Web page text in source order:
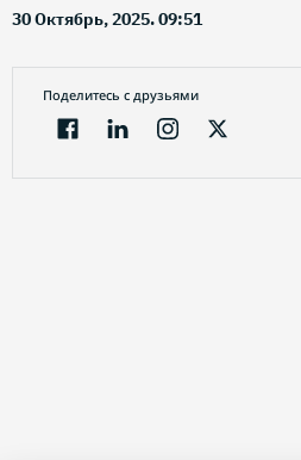
30 Октябрь, 2025. 09:51
Поделитесь с друзьями